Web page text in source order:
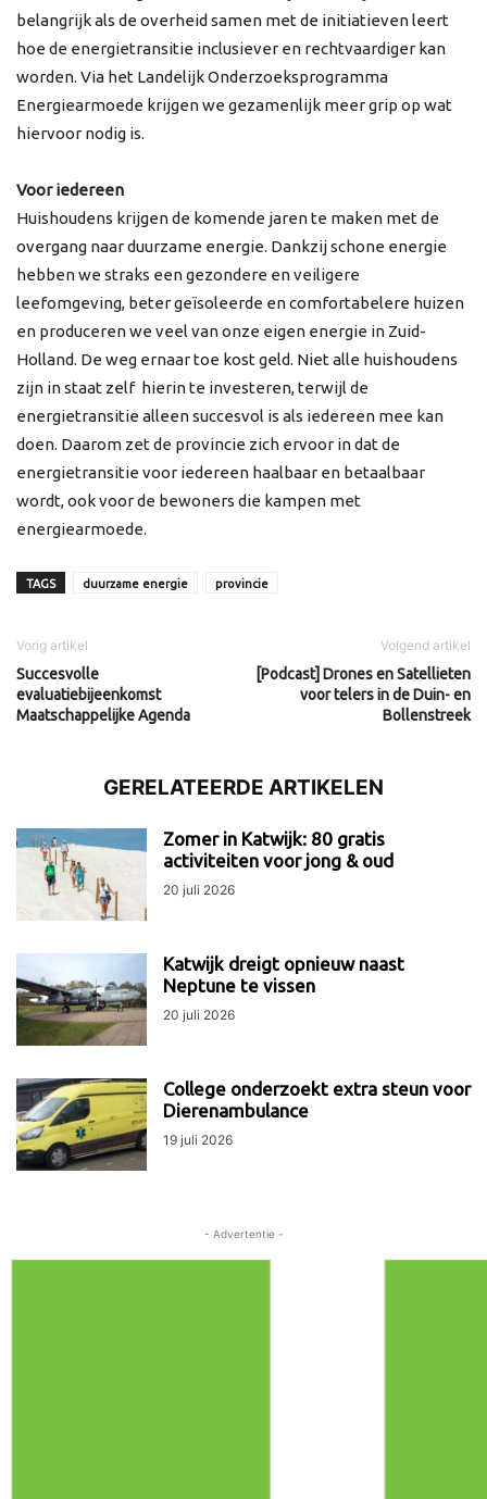
belangrijk als de overheid samen met de initiatieven leert
hoe de energietransitie inclusiever en rechtvaardiger kan
worden. Via het Landelijk Onderzoeksprogramma
Energiearmoede krijgen we gezamenlijk meer grip op wat
hiervoor nodig is.
Voor iedereen
Huishoudens krijgen de komende jaren te maken met de
overgang naar duurzame energie. Dankzij schone energie
hebben we straks een gezondere en veiligere
leefomgeving, beter geïsoleerde en comfortabelere huizen
en produceren we veel van onze eigen energie in Zuid-
Holland. De weg ernaar toe kost geld. Niet alle huishoudens
zijn in staat zelf hierin te investeren, terwijl de
energietransitie alleen succesvol is als iedereen mee kan
doen. Daarom zet de provincie zich ervoor in dat de
energietransitie voor iedereen haalbaar en betaalbaar
wordt, ook voor de bewoners die kampen met
energiearmoede.
TAGS duurzame energie provincie
Vorig artikel
Succesvolle
evaluatiebijeenkomst
Maatschappelijke Agenda
Volgend artikel
[Podcast] Drones en Satellieten
voor telers in de Duin- en
Bollenstreek
GERELATEERDE ARTIKELEN
Zomer in Katwijk: 80 gratis
activiteiten voor jong & oud
20 juli 2026
Katwijk dreigt opnieuw naast
Neptune te vissen
20 juli 2026
College onderzoekt extra steun voor
Dierenambulance
19 juli 2026
- Advertentie -